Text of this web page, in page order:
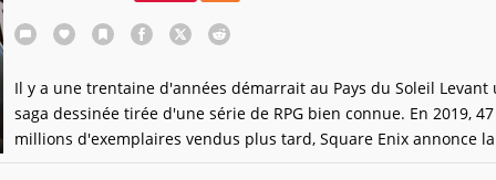
Il y a une trentaine d'années démarrait au Pays du Soleil Levant
saga dessinée tirée d'une série de RPG bien connue. En 2019, 47
millions d'exemplaires vendus plus tard, Square Enix annonce
résurrection de Dragon Quest - Dai no Daiboken.